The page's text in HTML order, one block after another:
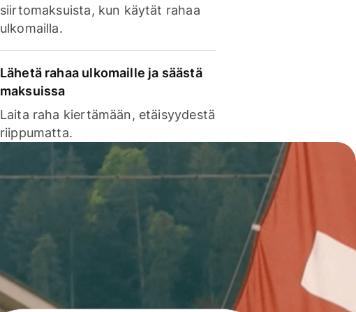
siirtomaksuista, kun käytät rahaa
ulkomailla.
Lähetä rahaa ulkomaille ja säästä
maksuissa
Laita raha kiertämään, etäisyydestä
riippumatta.